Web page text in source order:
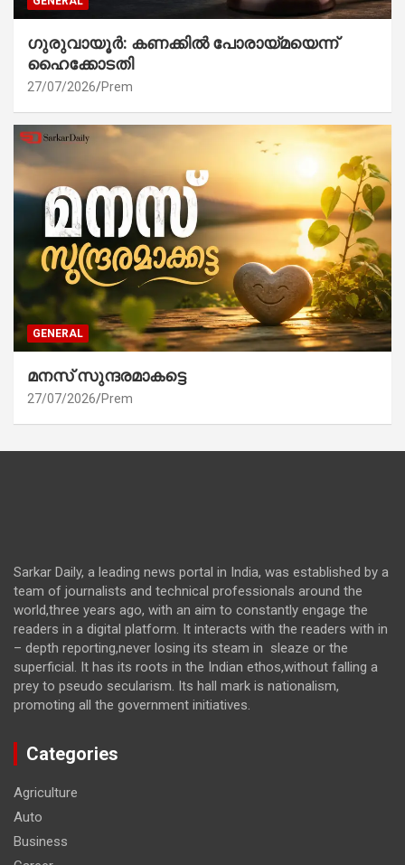
ഗുരുവായൂർ: കണക്കിൽ പോരായ്മയെന്ന്
ഹൈക്കോടതി
27/07/2026 Prem
GENERAL
മനസ് സുന്ദരമാകട്ടെ
27/07/2026 Prem
Sarkar Daily, a leading news portal in India, was established by a
team of journalists and technical professionals around the
world,three years ago, with an aim to constantly engage the
readers in a digital platform. It interacts with the readers with in
– depth reporting,never losing its steam in sleaze or the
superficial. It has its roots in the Indian ethos,without falling a
prey to pseudo secularism. Its hall mark is nationalism,
promoting all the government initiatives.
Categories
Agriculture
Auto
Business